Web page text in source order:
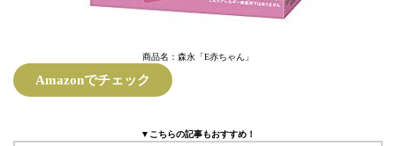
商品名：森永「E赤ちゃん」
Amazonでチェック
▼こちらの記事もおすすめ！